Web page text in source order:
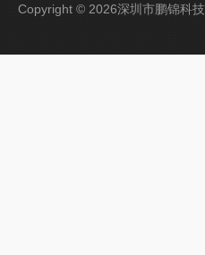
Copyright © 2026深圳市鹏锦科